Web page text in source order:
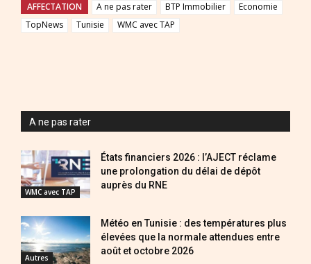
AFFECTATION
A ne pas rater BTP Immobilier
Economie
TopNews
Tunisie WMC avec TAP
A ne pas rater
WMC avec TAP
États financiers 2026 : l’AJECT réclame
une prolongation du délai de dépôt
auprès du RNE
Autres
Météo en Tunisie : des températures plus
élevées que la normale attendues entre
août et octobre 2026